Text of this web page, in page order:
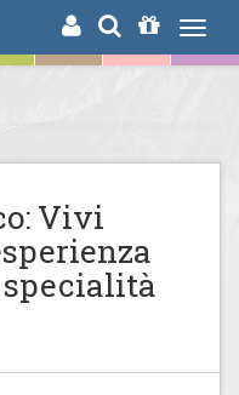
RICERCA
Vivi